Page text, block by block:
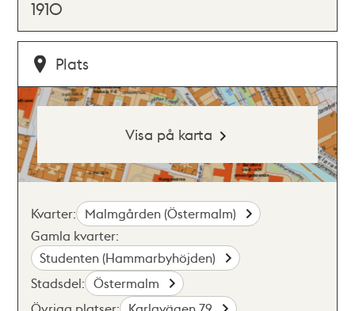
1910
Plats
Visa på karta
Kvarter: Malmgården (Östermalm)
Gamla kvarter:
Studenten (Hammarbyhöjden)
Stadsdel: Östermalm